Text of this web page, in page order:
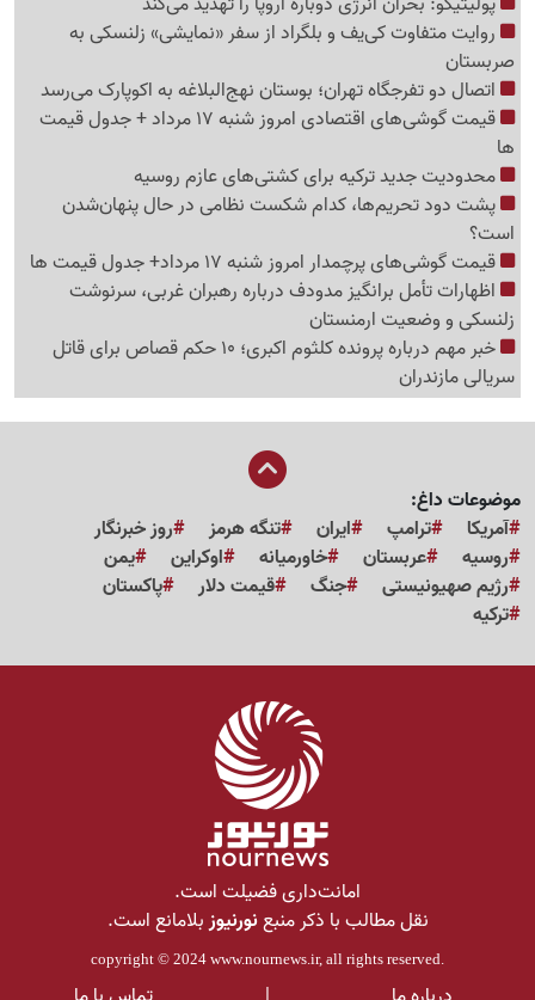
روایت متفاوت کی‌یف و بلگراد از سفر «نمایشی» زلنسکی به
صربستان
اتصال دو تفرجگاه تهران؛ بوستان نهج‌البلاغه به اکوپارک می‌رسد
قیمت گوشی‌های اقتصادی امروز شنبه 17 مرداد + جدول قیمت
ها
محدودیت جدید ترکیه برای کشتی‌های عازم روسیه
پشت دود تحریم‌ها، کدام شکست نظامی در حال پنهان‌شدن
است؟
قیمت گوشی‌های پرچمدار امروز شنبه 17 مرداد+ جدول قیمت ها
اظهارات تأمل برانگیز مدودف درباره رهبران غربی، سرنوشت
زلنسکی و وضعیت ارمنستان
خبر مهم درباره پرونده کلثوم اکبری؛ 10 حکم قصاص برای قاتل
سریالی مازندران
موضوعات داغ:
آمریکا
ترامپ ایران تنگه هرمز
روز خبرنگار
روسیه
عربستان خاورمیانه اوکراین
یمن
رژیم صهیونیستی
جنگ قیمت دلار
پاکستان
ترکیه
امانت‌داری فضیلت است.
نقل مطالب با ذکر منبعنورنیوزبلامانع است.
copyright © 2024 www.nournews.ir, all rights reserved.